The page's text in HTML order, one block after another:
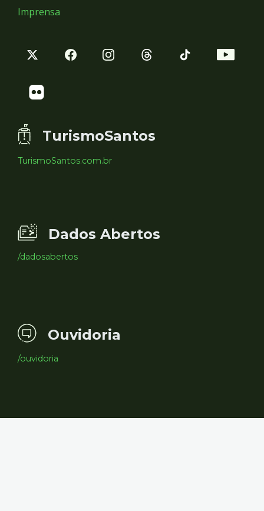
Imprensa
TurismoSantos
TurismoSantos.com.br
Dados Abertos
/dadosabertos
Ouvidoria
/ouvidoria